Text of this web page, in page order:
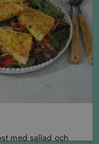
med sallad och